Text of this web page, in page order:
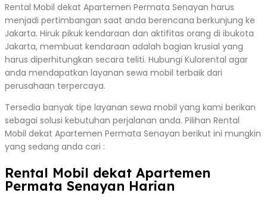
Rental Mobil dekat Apartemen Permata Senayan harus
menjadi pertimbangan saat anda berencana berkunjung ke
Jakarta. Hiruk pikuk kendaraan dan aktifitas orang di ibukota
Jakarta, membuat kendaraan adalah bagian krusial yang
harus diperhitungkan secara teliti. Hubungi Kulorental agar
anda mendapatkan layanan sewa mobil terbaik dari
perusahaan terpercaya.
Tersedia banyak tipe layanan sewa mobil yang kami berikan
sebagai solusi kebutuhan perjalanan anda. Pilihan Rental
Mobil dekat Apartemen Permata Senayan berikut ini mungkin
yang sedang anda cari :
Rental Mobil dekat Apartemen
Permata Senayan Harian